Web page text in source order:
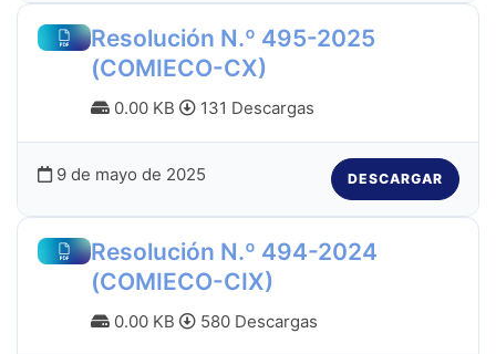
Resolución N.º 495-2025
(COMIECO-CX)
0.00 KB 131 Descargas
9 de mayo de 2025 DESCARGAR
Resolución N.º 494-2024
(COMIECO-CIX)
0.00 KB 580 Descargas